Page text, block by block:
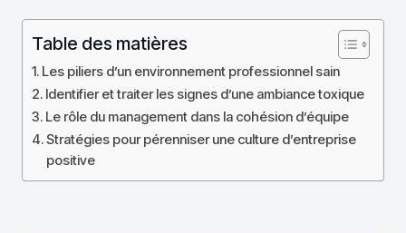
Table des matières
Les piliers d’un environnement professionnel sain
Identifier et traiter les signes d’une ambiance toxique
Le rôle du management dans la cohésion d’équipe
Stratégies pour pérenniser une culture d’entreprise
positive